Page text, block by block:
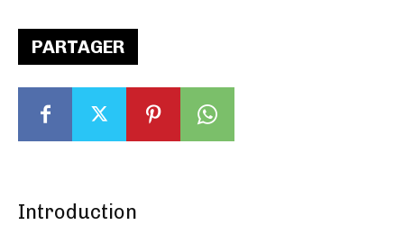
PARTAGER
Introduction